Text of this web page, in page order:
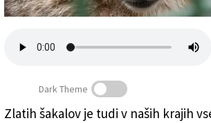
Dark Theme
Zlatih šakalov je tudi v naših krajih